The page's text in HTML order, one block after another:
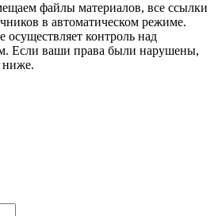
файлы материалов, все ссылки
в автоматическом режиме.
осуществляет контроль над
Если ваши права были нарушены,
ниже.